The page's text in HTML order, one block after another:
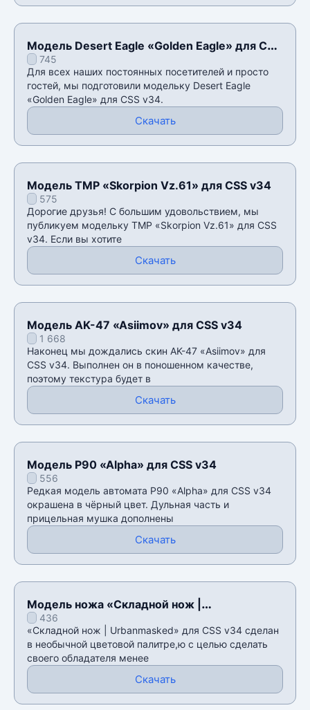
Модель Desert Eagle «Golden Eagle» для CSS
v34745
Для всех наших постоянных посетителей и просто
гостей, мы подготовили модельку Desert Eagle
«Golden Eagle» для CSS v34.
Скачать
Модель TMP «Skorpion Vz.61» для CSS v34
575
Дорогие друзья! С большим удовольствием, мы
публикуем модельку TMP «Skorpion Vz.61» для CSS
v34. Если вы хотите
Скачать
Модель AK-47 «Asiimov» для CSS v34
1 668
Наконец мы дождались скин AK-47 «Asiimov» для
CSS v34. Выполнен он в поношенном качестве,
поэтому текстура будет в
Скачать
Модель P90 «Alpha» для CSS v34
556
Редкая модель автомата P90 «Alpha» для CSS v34
окрашена в чëрный цвет. Дульная часть и
прицельная мушка дополнены
Скачать
Модель ножа «Складной нож |
Urbanmasked» для CSS v34
436
«Складной нож | Urbanmasked» для CSS v34 сделан
в необычной цветовой палитре,ю с целью сделать
своего обладателя менее
Скачать